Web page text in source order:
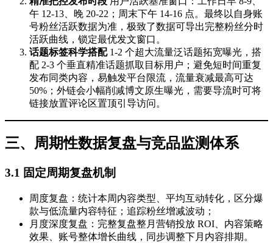
午 12-13、晚 20-22；周末下午 14-16 点。最终以自身账
号粉丝活跃数据为准，极致了数据可导出完整粉丝分时
活跃曲线，锁定最优发文窗口。
话题标签科学搭配1-2 个超大流量泛话题拓宽曝光，搭
配 2-3 个垂直精准话题抓取目标用户；避免短时间重复
发布同类内容，易触发平台限流，流量衰减最高可达
50%；外链会小幅削减博文原生曝光，需要导流时可将
链接放置评论区置顶引导访问。
三、周期性数据复盘与竞品监测体系
3.1 固定周期复盘机制
周度复盘：统计本周内容类型、平均互动转化，区分爆
款与低流量内容特征；追踪粉丝增减波动；
月度深度复盘：完整复盘整月营销投放 ROI、内容策略
效果、账号整体增长曲线，同步调整下月内容排期。